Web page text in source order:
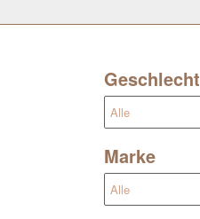
Geschlecht
Marke